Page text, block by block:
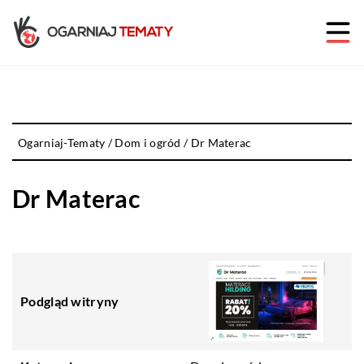
Ogarniaj-Tematy /Dom i ogród / Dr Materac
Dr Materac
Podgląd witryny